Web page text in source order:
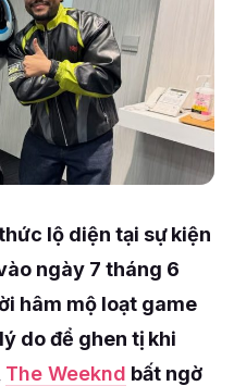
lộ diện tại sự kiện
ngày 7 tháng 6
hâm mộ loạt game
do để ghen tị khi
The Weeknd bất ngờ